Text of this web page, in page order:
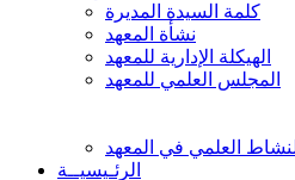
كلمة السيدة المديرة
نشأة المعهد
الهيكلة الإدارية للمعهد
المجلس العلمي للمعهد
العلمي في المعهد
الرئـيسيــة